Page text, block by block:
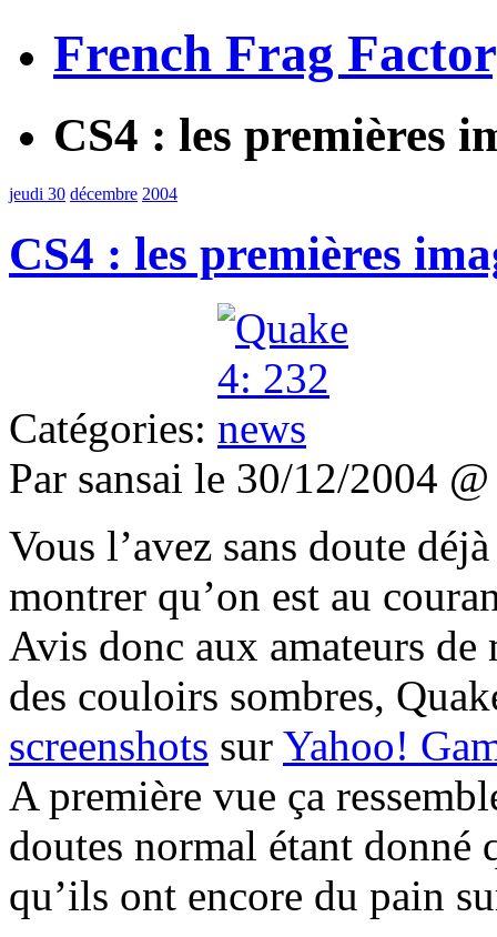
French Frag
CS4 : les premières
jeudi 30 décembre 2004
CS4 : les premières
Catégories:
Par sansai le 30/12/2004
Vous l’avez sans doute
montrer qu’on est au
Avis donc aux amateurs de
des couloirs sombres,
screenshots sur Yahoo!
A première vue ça
doutes normal étant donné
qu’ils ont encore du pain